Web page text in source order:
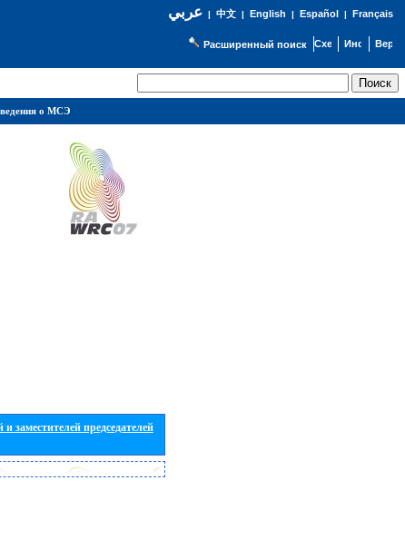
عربي| 中文| English | Español | Français
Расширенный поиск
заместителей председателей
о МСЭ